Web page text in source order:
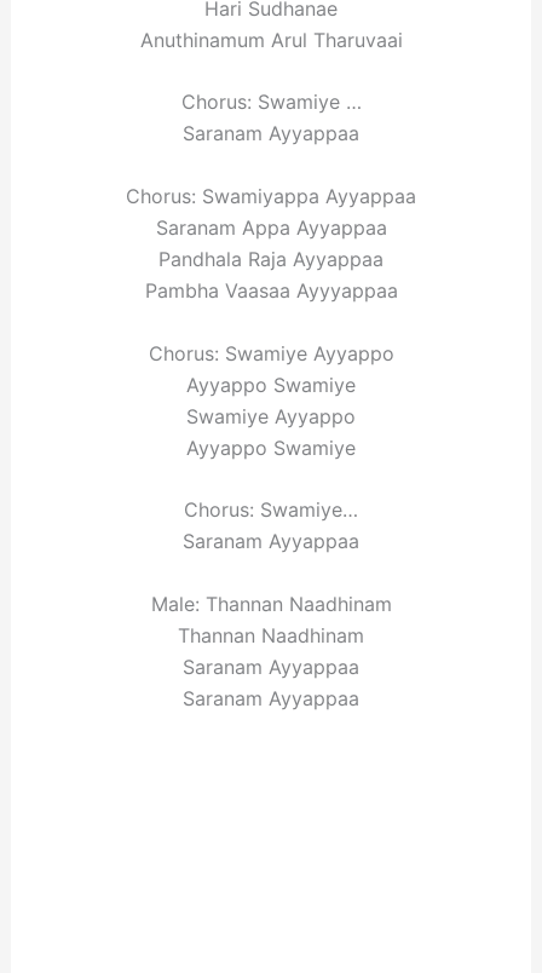
Hari Sudhanae
Anuthinamum Arul Tharuvaai
Chorus: Swamiye …
Saranam Ayyappaa
Chorus: Swamiyappa Ayyappaa
Saranam Appa Ayyappaa
Pandhala Raja Ayyappaa
Pambha Vaasaa Ayyyappaa
Chorus: Swamiye Ayyappo
Ayyappo Swamiye
Swamiye Ayyappo
Ayyappo Swamiye
Chorus: Swamiye…
Saranam Ayyappaa
Male: Thannan Naadhinam
Thannan Naadhinam
Saranam Ayyappaa
Saranam Ayyappaa